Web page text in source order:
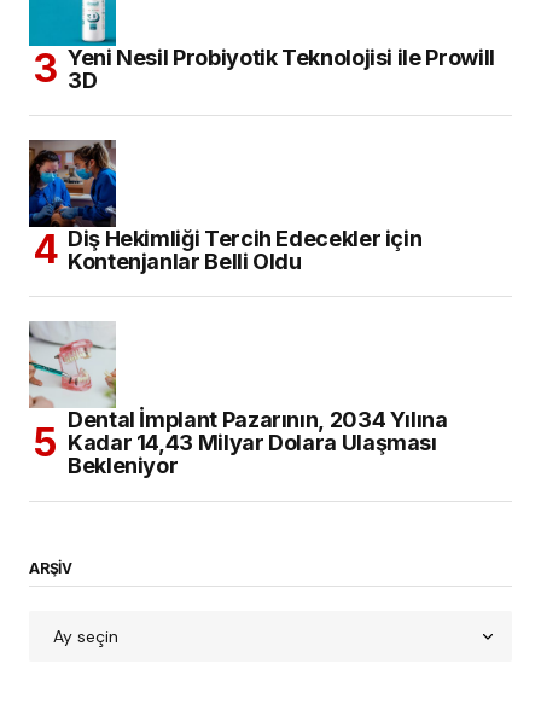
Yeni Nesil Probiyotik Teknolojisi ile Prowill
3D
Diş Hekimliği Tercih Edecekler için
Kontenjanlar Belli Oldu
Dental İmplant Pazarının, 2034 Yılına
Kadar 14,43 Milyar Dolara Ulaşması
Bekleniyor
ARŞİV